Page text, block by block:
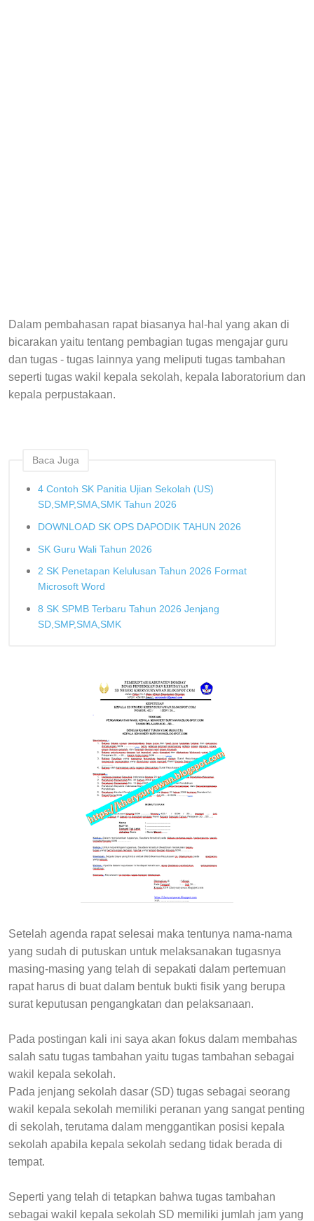
Dalam pembahasan rapat biasanya hal-hal yang akan di
bicarakan yaitu tentang pembagian tugas mengajar guru
dan tugas - tugas lainnya yang meliputi tugas tambahan
seperti tugas wakil kepala sekolah, kepala laboratorium dan
kepala perpustakaan.
Baca Juga
4 Contoh SK Panitia Ujian Sekolah (US)
SD,SMP,SMA,SMK Tahun 2026
DOWNLOAD SK OPS DAPODIK TAHUN 2026
SK Guru Wali Tahun 2026
2 SK Penetapan Kelulusan Tahun 2026 Format
Microsoft Word
8 SK SPMB Terbaru Tahun 2026 Jenjang
SD,SMP,SMA,SMK
Setelah agenda rapat selesai maka tentunya nama-nama
yang sudah di putuskan untuk melaksanakan tugasnya
masing-masing yang telah di sepakati dalam pertemuan
rapat harus di buat dalam bentuk bukti fisik yang berupa
surat keputusan pengangkatan dan pelaksanaan.
Pada postingan kali ini saya akan fokus dalam membahas
salah satu tugas tambahan yaitu tugas tambahan sebagai
wakil kepala sekolah.
Pada jenjang sekolah dasar (SD) tugas sebagai seorang
wakil kepala sekolah memiliki peranan yang sangat penting
di sekolah, terutama dalam menggantikan posisi kepala
sekolah apabila kepala sekolah sedang tidak berada di
tempat.
Seperti yang telah di tetapkan bahwa tugas tambahan
sebagai wakil kepala sekolah SD memiliki jumlah jam yang